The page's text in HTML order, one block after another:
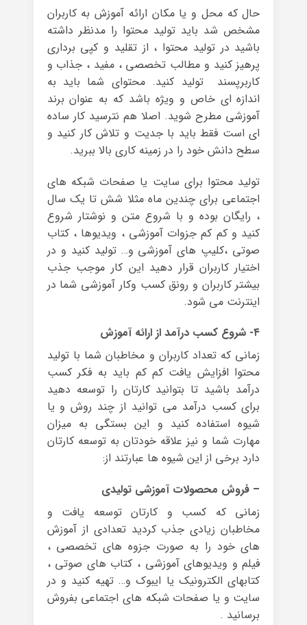
حال که محل و یا مکان ارائه آموزش به کاربران
مشخص شد باید تولید محتوا را مدنظر داشته
باشید در تولید محتوا ، از تقلید و کپی برداری
پرهیز کنید و مطالب تخصصی ، مفید ، جذاب و
کاربرپسند تولید کنید. محتوای شما باید به
اندازه ای خاص و ویژه باشد که به عنوان برند
آموزشی مطرح شوید. اصلا هم نترسید کار ساده
ای است فقط باید با جدیت و تلاش کار کنید و
سطح دانش خود را در زمینه کاری بالا ببرید.
تولید محتوا برای سایت یا صفحات شبکه های
اجتماعی برای چندین ماه مثلا شش تا یک سال
، رایگان بوده و با شروع متن و نوشتار شروع
کنید و کم کم جزوات آموزشی ، ویدیوها ، کتاب
صوتی ،کلیپ های آموزشی و… تولید کنید و در
اختیار کاربران قرار دهید این کار موجب جذب
بیشتر کاربران و رونق کسب وکار آموزشی شما در
اینترنت می شود.
۴- شروع کسب درآمد از ارائه آموزش
زمانی که تعداد کاربران و مخاطبان شما با تولید
محتوا افزایش یافت کم کم باید به فکر کسب
درآمد باشید تا بتوانید کارتان را توسعه دهید
برای کسب درآمد می توانید از چند روش و یا
شیوه استفاده کنید و این بستگی به میزان
مهارت شما و نیز علاقه خودتان به توسعه کارتان
دارد برخی از این شیوه ها عبارتند از:
– فروش محصولات آموزشی تولیدی
زمانی که کسب و کارتان توسعه یافت و
مخاطبان زیادی جذب کردید تعدادی از آموزش
های خود را به صورت جزوه های تخصصی ،
فیلم و ویدیوهای آموزشی ، کتاب های صوتی ،
کتابهای الکترونیک یا ایبوک و… تهیه کنید و در
سایت و یا صفحات شبکه های اجتماعی بفروش
برسانید .